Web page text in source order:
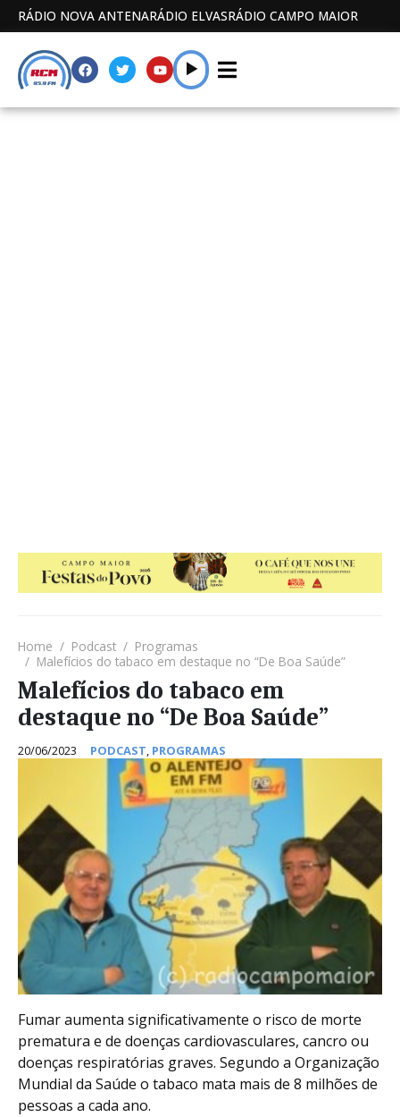
RÁDIO NOVA ANTENARÁDIO ELVASRÁDIO CAMPO MAIOR
Home Podcast
Programas
Malefícios do tabaco em destaque no “De Boa Saúde”
Malefícios do tabaco em
destaque no “De Boa Saúde”
20/06/2023 PODCAST, PROGRAMAS
Fumar aumenta significativamente o risco de morte
prematura e de doenças cardiovasculares, cancro ou
doenças respiratórias graves. Segundo a Organização
Mundial da Saúde o tabaco mata mais de 8 milhões de
pessoas a cada ano.